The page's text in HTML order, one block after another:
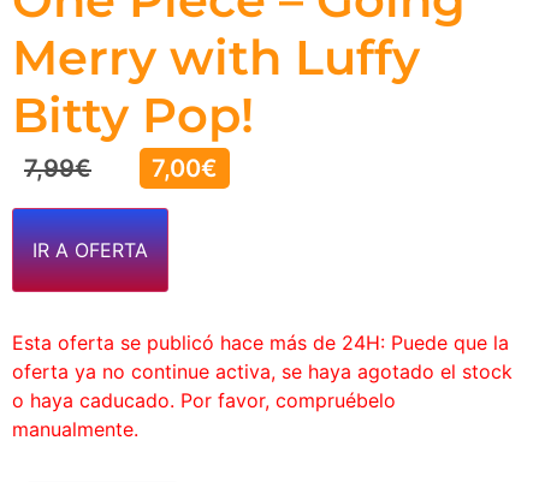
Merry with Luffy
Bitty Pop!
7,99€ 7,00€
IR A OFERTA
Esta oferta se publicó hace más de 24H: Puede que la
oferta ya no continue activa, se haya agotado el stock
o haya caducado. Por favor, compruébelo
manualmente.